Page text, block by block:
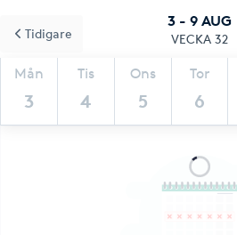
3 - 9 AUG
VECKA 32
Mån
3
Tis
4
Ons
5
Tor
6
Tidigare